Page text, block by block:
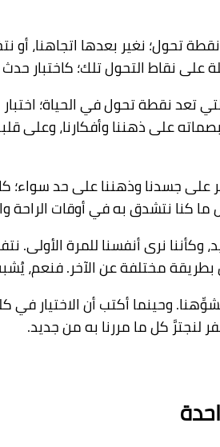
تحول؛ نغير بعدها اتجاهنا، أو
نقاط التحول تلك؛ كاختبار
نقطة تحول في الحياة؛ اختبار
على ذهننا وأفكارنا،
على جسدنا وذهننا على حد
ما كنا نتشدق به في أوقات
وكأننا نرى أنفسنا للمرة
مختلفة عن الآخر. فنعم،
وحينما أكتب أن الاختيار في
لنجترَّ كل ما مررنا به من جديد.